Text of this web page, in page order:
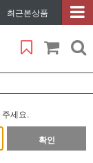
최근본상품
세요.
확인